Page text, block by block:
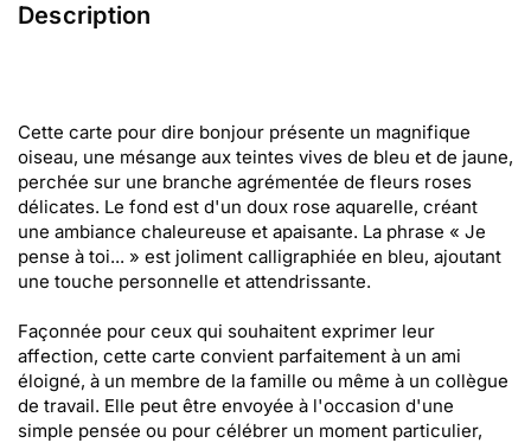
Description
Cette carte pour dire bonjour présente un magnifique
oiseau, une mésange aux teintes vives de bleu et de jaune,
perchée sur une branche agrémentée de fleurs roses
délicates. Le fond est d'un doux rose aquarelle, créant
une ambiance chaleureuse et apaisante. La phrase « Je
pense à toi... » est joliment calligraphiée en bleu, ajoutant
une touche personnelle et attendrissante.
Façonnée pour ceux qui souhaitent exprimer leur
affection, cette carte convient parfaitement à un ami
éloigné, à un membre de la famille ou même à un collègue
de travail. Elle peut être envoyée à l'occasion d'une
simple pensée ou pour célébrer un moment particulier,